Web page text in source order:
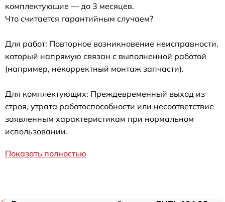
комплектующие — до 3 месяцев.
Что считается гарантийным случаем?
Для работ: Повторное возникновение неисправности,
который напрямую связан с выполненной работой
(например, некорректный монтаж запчасти).
Для комплектующих: Преждевременный выход из
строя, утрата работоспособности или несоответствие
заявленным характеристикам при нормальном
использовании.
Показать полностью